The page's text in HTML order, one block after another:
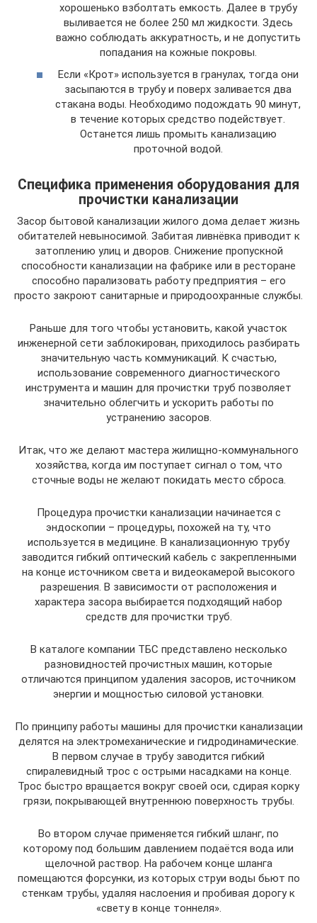
хорошенько взболтать емкость. Далее в трубу
выливается не более 250 мл жидкости. Здесь
важно соблюдать аккуратность, и не допустить
попадания на кожные покровы.
Если «Крот» используется в гранулах, тогда они
засыпаются в трубу и поверх заливается два
стакана воды. Необходимо подождать 90 минут,
в течение которых средство подействует.
Останется лишь промыть канализацию
проточной водой.
Специфика применения оборудования для
прочистки канализации
Засор бытовой канализации жилого дома делает жизнь
обитателей невыносимой. Забитая ливнёвка приводит к
затоплению улиц и дворов. Снижение пропускной
способности канализации на фабрике или в ресторане
способно парализовать работу предприятия – его
просто закроют санитарные и природоохранные службы.
Раньше для того чтобы установить, какой участок
инженерной сети заблокирован, приходилось разбирать
значительную часть коммуникаций. К счастью,
использование современного диагностического
инструмента и машин для прочистки труб позволяет
значительно облегчить и ускорить работы по
устранению засоров.
Итак, что же делают мастера жилищно-коммунального
хозяйства, когда им поступает сигнал о том, что
сточные воды не желают покидать место сброса.
Процедура прочистки канализации начинается с
эндоскопии – процедуры, похожей на ту, что
используется в медицине. В канализационную трубу
заводится гибкий оптический кабель с закрепленными
на конце источником света и видеокамерой высокого
разрешения. В зависимости от расположения и
характера засора выбирается подходящий набор
средств для прочистки труб.
В каталоге компании ТБС представлено несколько
разновидностей прочистных машин, которые
отличаются принципом удаления засоров, источником
энергии и мощностью силовой установки.
По принципу работы машины для прочистки канализации
делятся на электромеханические и гидродинамические.
В первом случае в трубу заводится гибкий
спиралевидный трос с острыми насадками на конце.
Трос быстро вращается вокруг своей оси, сдирая корку
грязи, покрывающей внутреннюю поверхность трубы.
Во втором случае применяется гибкий шланг, по
которому под большим давлением подаётся вода или
щелочной раствор. На рабочем конце шланга
помещаются форсунки, из которых струи воды бьют по
стенкам трубы, удаляя наслоения и пробивая дорогу к
«свету в конце тоннеля».